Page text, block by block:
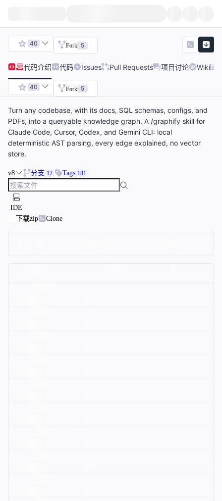
40 Fork 5
代码介绍 代码 Issues Pull Requests 项目讨论 Wiki
40 Fork 5
Turn any codebase, with its docs, SQL schemas, configs, and
PDFs, into a queryable knowledge graph. A /graphify skill for
Claude Code, Cursor, Codex, and Gemini CLI: local
deterministic AST parsing, every edge explained, no vector
store.
v8 分支 12 Tags 181
IDE
下载zip
Clone